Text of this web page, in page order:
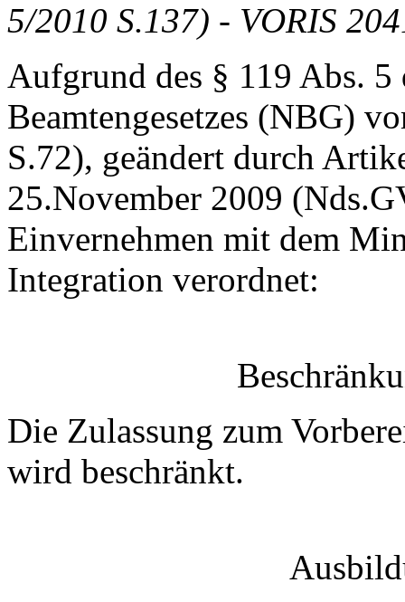
5/2010 S.137) - VORIS
Aufgrund des § 119 Abs. 5
Beamtengesetzes (NBG)
S.72), geändert durch
25.November 2009
Einvernehmen mit dem
Integration verordnet:
Die Zulassung zum
wird beschränkt.